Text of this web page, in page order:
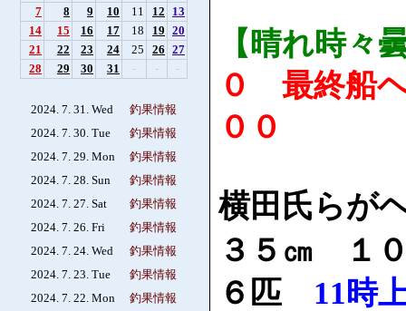
7
8 9 10 11 12
13
14
15 16 17 18 19 20
21
22 23 24 25 26 27
28
29 30 31 - - -
2024. 7. 31. Wed
釣果情報
2024. 7. 30. Tue
釣果情報
2024. 7. 29. Mon
釣果情報
2024. 7. 28. Sun
釣果情報
2024. 7. 27. Sat
釣果情報
2024. 7. 26. Fri
釣果情報
2024. 7. 24. Wed
釣果情報
2024. 7. 23. Tue
釣果情報
2024. 7. 22. Mon
釣果情報
【晴れ時々
０ 最終船
００
横田氏らが
３５㎝ １
６匹 11時